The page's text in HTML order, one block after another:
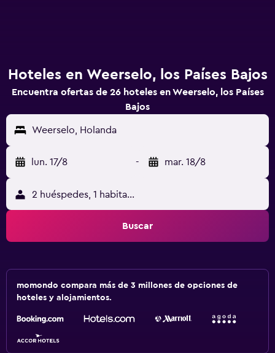
Hoteles en Weerselo, los Países Bajos
Encuentra ofertas de 26 hoteles en Weerselo, los Países
Bajos
Weerselo, Holanda
lun. 17/8 - mar. 18/8
2 huéspedes, 1 habitación
Buscar
momondo compara más de 3 millones de opciones de
hoteles y alojamientos.